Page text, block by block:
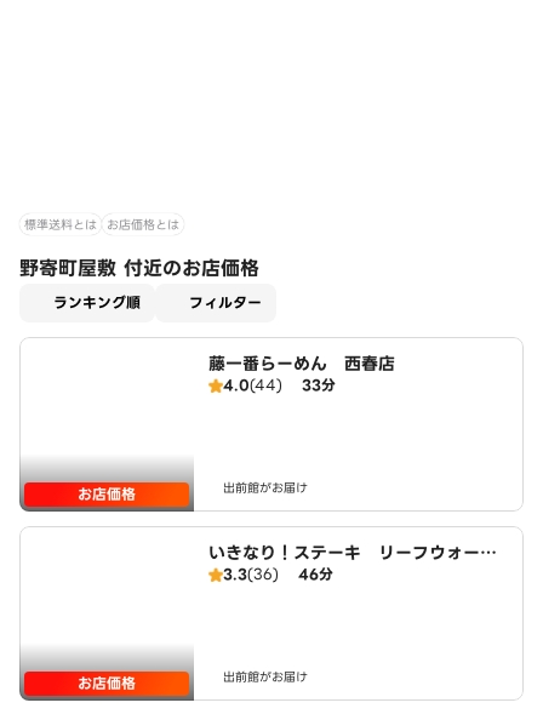
標準送料とは お店価格とは
野寄町屋敷 付近のお店価格
ランキング順 フィルター
お店価格
藤一番らーめん 西春店
4.0(44) 33分
出前館がお届け
お店価格
いきなり！ステーキ リーフウォーク
稲沢店
3.3(36) 46分
出前館がお届け